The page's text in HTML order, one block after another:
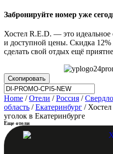
Забронируйте номер уже
Хостел R.E.D. — это идеальное
и доступной цены. Скидка
сделать свой отдых ещё
Скопировать
Home /Отели /Россия /
область /Екатеринбург /
уголок в Екатеринбурге
Еще отели